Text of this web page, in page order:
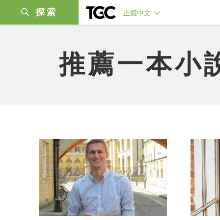
探索 正體中文
推薦一本小